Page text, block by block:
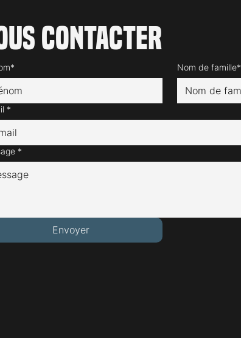
contacter
Nom de famille*
*
*
Envoyer